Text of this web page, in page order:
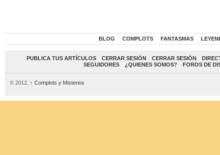
BLOG COMPLOTS FANTASMAS
PUBLICA TUS ARTÍCULOS CERRAR SESIÓN CERRAR SESIÓN
SEGUIDORES
¿QUIENES SOMOS? FOROS DE
© 2012, ↑ Complots y Misterios